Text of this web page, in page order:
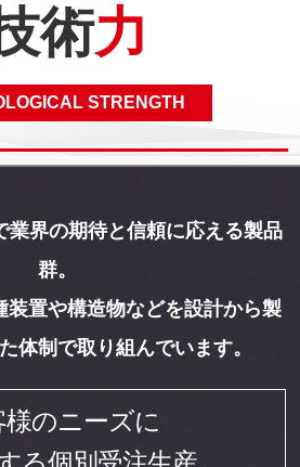
術力
STRENGTH
業界の期待と信頼に応える製品
群。
装置や構造物などを設計から製
体制で取り組んでいます。
様のニーズに